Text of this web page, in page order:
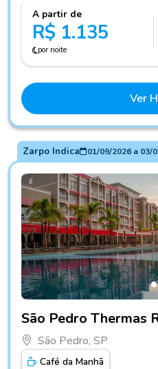
A partir de
R$ 1.135
por noite
Ver
Zarpo Indica 01/09/2026a 03/
São Pedro Thermas
São Pedro, SP
Café da Manhã